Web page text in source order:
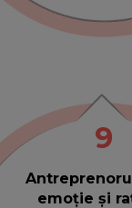
9
emoție și